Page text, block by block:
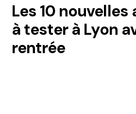
Les 10 nouvelles
à tester à Lyon
rentrée